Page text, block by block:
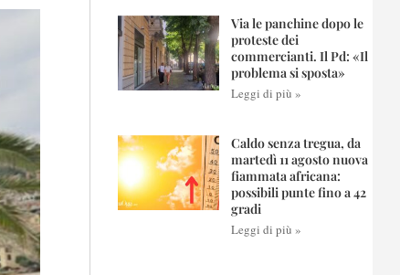
Via le panchine dopo le
proteste dei
commercianti. Il Pd: «Il
problema si sposta»
Leggi di più »
Caldo senza tregua, da
martedì 11 agosto nuova
fiammata africana:
possibili punte fino a 42
gradi
Leggi di più »